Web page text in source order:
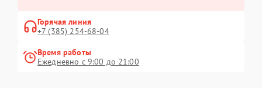
Горячая линия
+7 (385) 254-68-04
Время работы
Ежедневно с 9:00 до 21:00